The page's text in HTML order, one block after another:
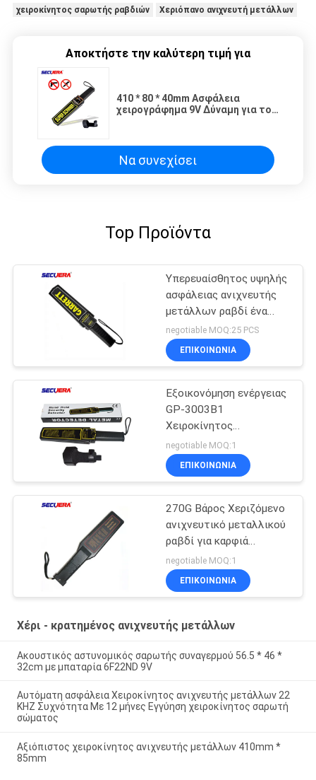
χειροκίνητος σαρωτής ραβδιών Χεριόπανο ανιχνευτή μετάλλων
Αποκτήστε την καλύτερη τιμή για
410 * 80 * 40mm Ασφάλεια
χειρογράφημα 9V Δύναμη για το
Να συνεχίσει
Top Προϊόντα
Υπερευαίσθητος υψηλής
ασφάλειας ανιχνευτής
μετάλλων ραβδί ένα
κουμπί λειτουργία
χειροκίνητος
ανιχνευτής μετάλλων
σύστημα
negotiable MOQ:25 PCS
ΕΠΙΚΟΙΝΩΝΊΑ
Εξοικονόμηση ενέργειας
GP-3003B1
Χειροκίνητος
ανιχνευτής μετάλλων
για έλεγχο ασφαλείας
αεροδρομίου
negotiable MOQ:1
ΕΠΙΚΟΙΝΩΝΊΑ
270G Βάρος Χεριζόμενο
ανιχνευτικό μεταλλικού
ραβδί για καρφιά
επιθεώρησης ξύλου
GC1002 Για έλεγχο
ασφαλείας
negotiable MOQ:1
ΕΠΙΚΟΙΝΩΝΊΑ
Χέρι - κρατημένος ανιχνευτής μετάλλων
Ακουστικός αστυνομικός σαρωτής συναγερμού 56.5 * 46 *
32cm με μπαταρία 6F22ND 9V
Αυτόματη ασφάλεια Χειροκίνητος ανιχνευτής μετάλλων 22
KHZ Συχνότητα Με 12 μήνες Εγγύηση χειροκίνητος σαρωτή
σώματος
Αξιόπιστος χειροκίνητος ανιχνευτής μετάλλων 410mm *
85mm